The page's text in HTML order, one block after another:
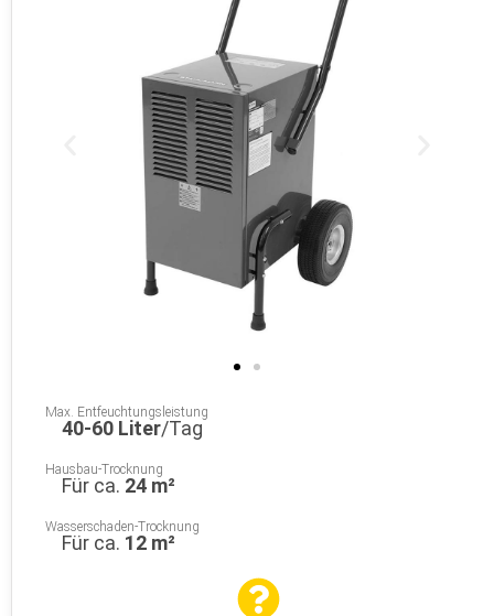
Max. Entfeuchtungsleistung
40-60 Liter/Tag
Hausbau-Trocknung
Für ca. 24 m²
Wasserschaden-Trocknung
Für ca. 12 m²